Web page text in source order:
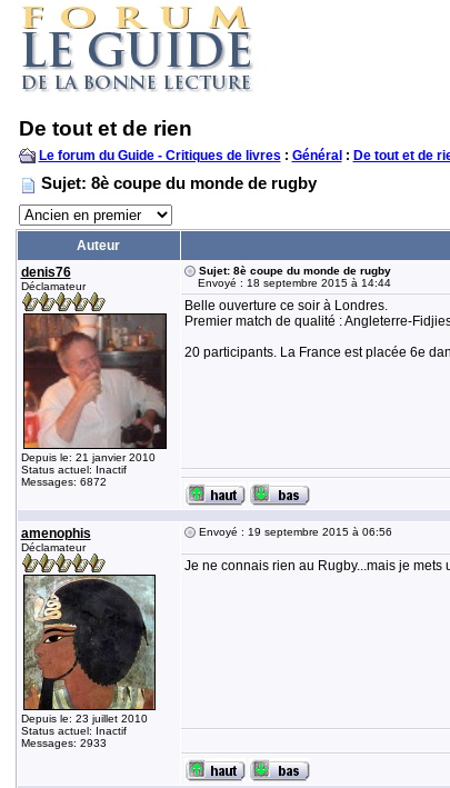
De tout et de rien
Le forum du Guide - Critiques de livres : Général : De tout et de
Sujet: 8è coupe du monde de rugby
Auteur
denis76
Déclamateur
Depuis le: 21 janvier 2010
Status actuel: Inactif
Messages: 6872
Sujet: 8è coupe du monde de rugby
Envoyé : 18 septembre 2015 à 14:44
Belle ouverture ce soir à Londres.
Premier match de qualité : Angleterre-
20 participants. La France est placée 6e
amenophis
Déclamateur
Depuis le: 23 juillet 2010
Status actuel: Inactif
Messages: 2933
Envoyé : 19 septembre 2015 à 06:56
Je ne connais rien au Rugby...mais je